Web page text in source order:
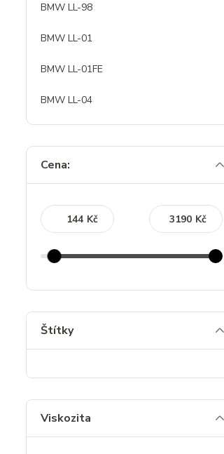
BMW LL-98
BMW LL-01
BMW LL-01FE
BMW LL-04
Cena:
Kč Kč
Štítky
Viskozita